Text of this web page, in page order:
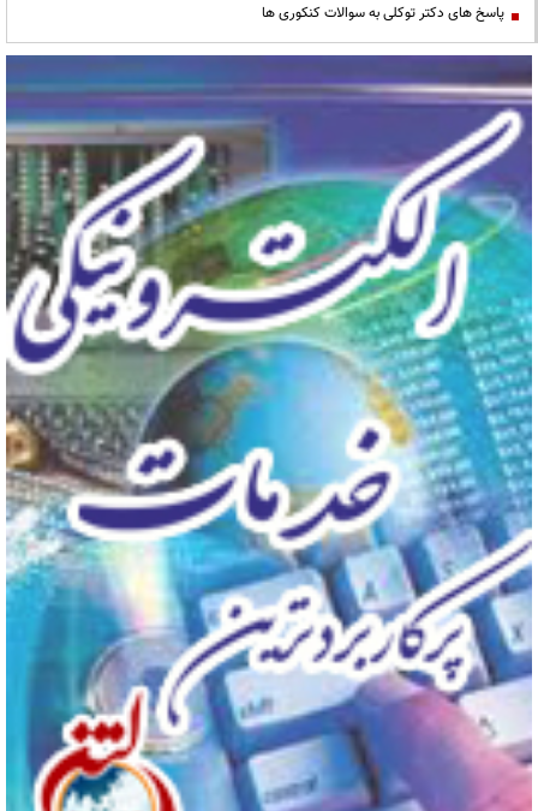
پاسخ های دکتر توکلی به سوالات کنکوری ها